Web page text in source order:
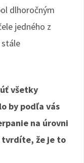
dlhoročným
jedného z
stále
všetky
by podľa vás
na úrovni
tvrdíte, že je to